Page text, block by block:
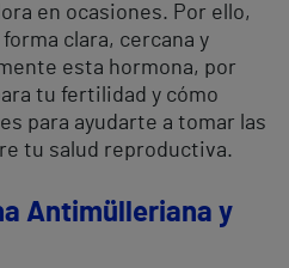
en ocasiones. Por ello,
clara, cercana y
esta hormona, por
tu fertilidad y cómo
para ayudarte a tomar las
tu salud reproductiva.
Antimülleriana y